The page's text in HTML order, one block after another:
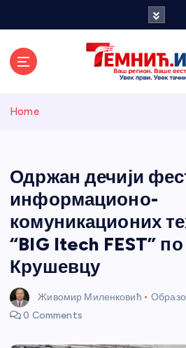
и
Home
Одржан дечији
информационо-
комуникационих
“BIG Itech FEST”
Крушевцу
Живомир Миленковић
0 Comments